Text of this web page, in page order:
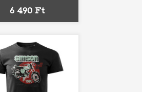
Ár
6 490 Ft